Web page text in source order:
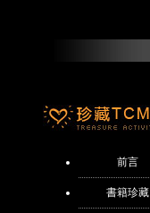
前言
書籍珍藏